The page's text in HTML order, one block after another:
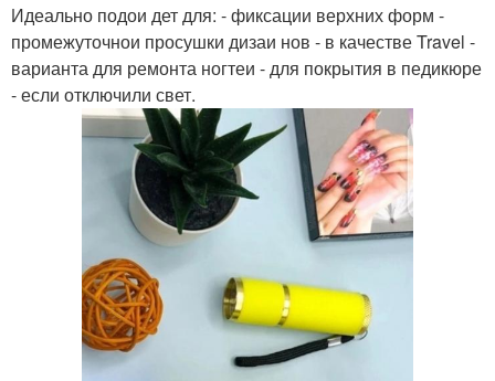
Идеально подои дет для: - фиксации верхних форм -
промежуточнои просушки дизаи нов - в качестве Travel -
варианта для ремонта ногтеи - для покрытия в педикюре
- если отключили свет.